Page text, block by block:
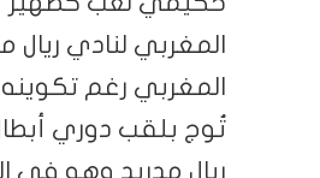
المغربي لنادي
المغربي رغم
تُوج بلقب دوري